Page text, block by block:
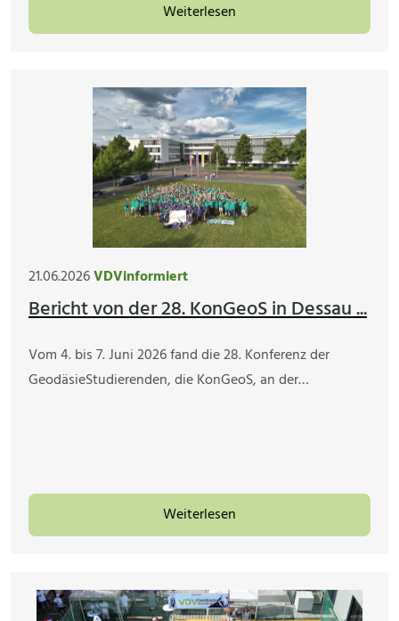
Weiterlesen
21.06.2026VDVinformiert
Bericht von der 28. KonGeoS in Dessau ...
Vom 4. bis 7. Juni 2026 fand die 28. Konferenz der
GeodäsieStudierenden, die KonGeoS, an der…
Weiterlesen